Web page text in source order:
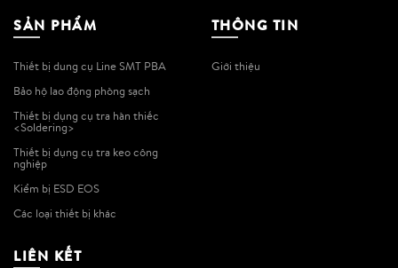
SẢN PHẨM
Thiết bị dung cụ Line SMT PBA
Bảo hộ lao động phòng sạch
Thiết bị dụng cụ tra hàn thiếc
<Soldering>
Thiết bị dụng cụ tra keo công
nghiệp
Kiểm bị ESD EOS
Các loại thiết bị khác
THÔNG TIN
Giới thiệu
LIÊN KẾT